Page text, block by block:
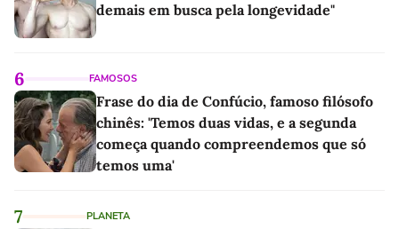
demais em busca pela longevidade"
6 FAMOSOS
Frase do dia de Confúcio, famoso filósofo
chinês: 'Temos duas vidas, e a segunda
começa quando compreendemos que só
temos uma'
7 PLANETA